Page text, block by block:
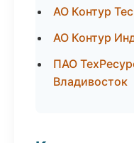
АО Контур
АО Контур
ПАО
Владивосток